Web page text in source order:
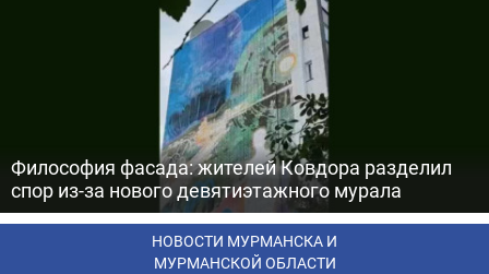
Философия фасада: жителей Ковдора разделил
спор из-за нового девятиэтажного мурала
НОВОСТИ МУРМАНСКА И
МУРМАНСКОЙ ОБЛАСТИ